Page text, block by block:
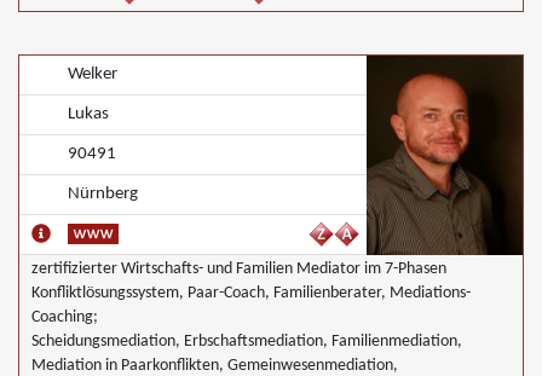
Welker
Lukas
90491
Nürnberg
zertifizierter Wirtschafts- und Familien Mediator im 7-Phasen
Konfliktlösungssystem, Paar-Coach, Familienberater, Mediations-
Coaching;
Scheidungsmediation, Erbschaftsmediation, Familienmediation,
Mediation in Paarkonflikten, Gemeinwesenmediation,